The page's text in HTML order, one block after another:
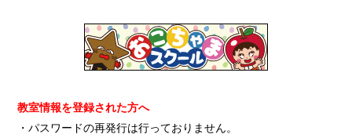
教室情報を登録された方へ
・パスワードの再発行は行っておりません。